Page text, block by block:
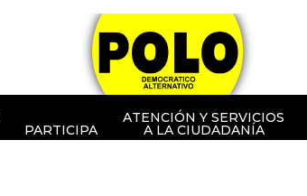
PARTICIPA
ATENCIÓN Y SERVICIOS
A LA CIUDADANÍA